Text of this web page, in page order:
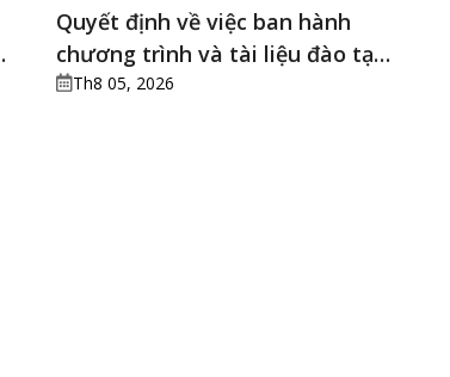
Quyết định về việc ban hành
chương trình và tài liệu đào tạo
liên tục Điều dưỡng trưởng,
Th8 05, 2026